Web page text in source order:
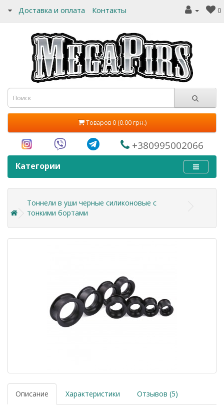
Доставка и оплата Контакты 0
Товаров 0 (0.00 грн.)
+380995002066
Категории
Тоннели в уши черные силиконовые с
тонкими бортами
Описание Характеристики Отзывов (5)